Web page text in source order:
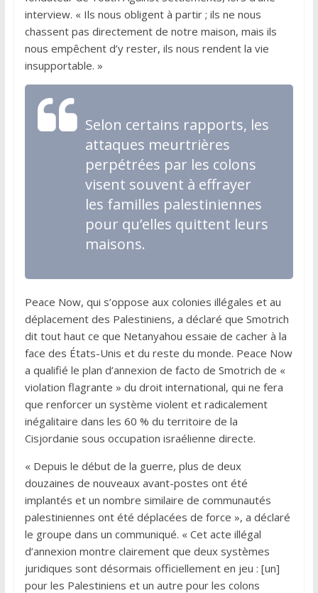
interview. « Ils nous obligent à partir ; ils ne nous
chassent pas directement de notre maison, mais ils
nous empêchent d’y rester, ils nous rendent la vie
insupportable. »
Selon certains rapports, les
attaques meurtrières
perpétrées par les colons
visent souvent à effrayer
les familles palestiniennes
pour qu’elles quittent leurs
maisons.
Peace Now, qui s’oppose aux colonies illégales et au
déplacement des Palestiniens, a déclaré que Smotrich
dit tout haut ce que Netanyahou essaie de cacher à la
face des États-Unis et du reste du monde. Peace Now
a qualifié le plan d’annexion de facto de Smotrich de «
violation flagrante » du droit international, qui ne fera
que renforcer un système violent et radicalement
inégalitaire dans les 60 % du territoire de la
Cisjordanie sous occupation israélienne directe.
« Depuis le début de la guerre, plus de deux
douzaines de nouveaux avant-postes ont été
implantés et un nombre similaire de communautés
palestiniennes ont été déplacées de force », a déclaré
le groupe dans un communiqué. « Cet acte illégal
d’annexion montre clairement que deux systèmes
juridiques sont désormais officiellement en jeu : [un]
pour les Palestiniens et un autre pour les colons